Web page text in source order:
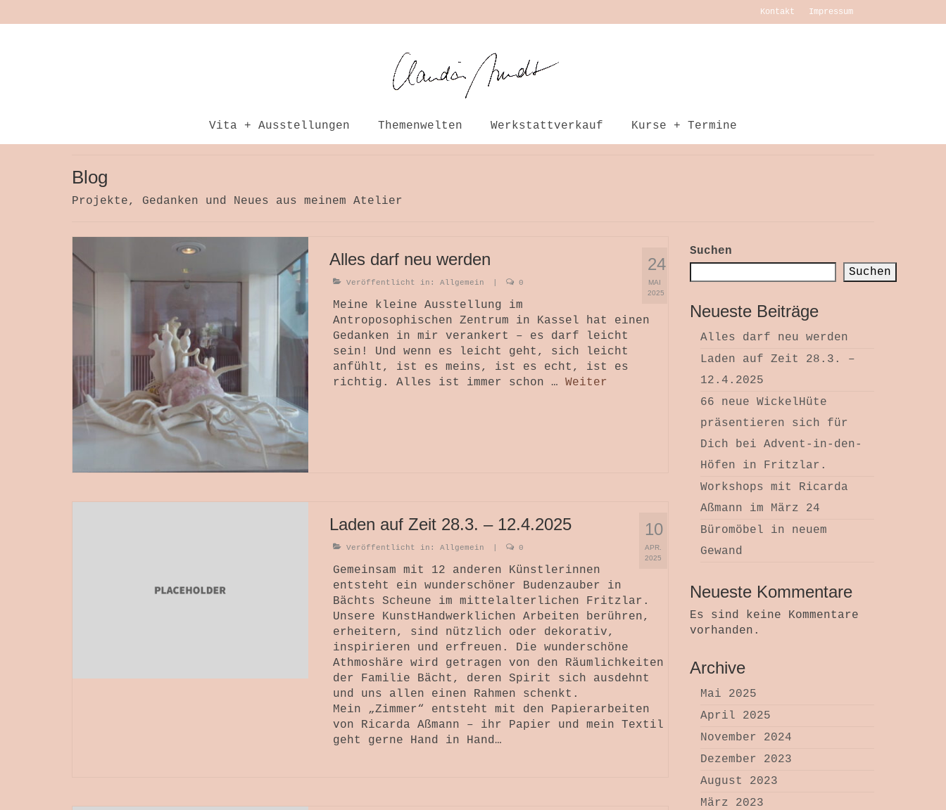
Kontakt Impressum
Vita + Ausstellungen Themenwelten Werkstattverkauf Kurse + Termine
Blog
Projekte, Gedanken und Neues aus meinem Atelier
24
MAI
2025
Alles darf neu werden
Veröffentlicht in: Allgemein 0
Meine kleine Ausstellung im
Antroposophischen Zentrum in Kassel hat einen
Gedanken in mir verankert – es darf leicht
sein! Und wenn es leicht geht, sich leicht
anfühlt, ist es meins, ist es echt, ist es
richtig. Alles ist immer schon … Weiter
10
APR.
2025
Laden auf Zeit 28.3. – 12.4.2025
Veröffentlicht in: Allgemein 0
Gemeinsam mit 12 anderen Künstlerinnen
entsteht ein wunderschöner Budenzauber in
Bächts Scheune im mittelalterlichen Fritzlar.
Unsere KunstHandwerklichen Arbeiten berühren,
erheitern, sind nützlich oder dekorativ,
inspirieren und erfreuen. Die wunderschöne
Athmoshäre wird getragen von den Räumlichkeiten
der Familie Bächt, deren Spirit sich ausdehnt
und uns allen einen Rahmen schenkt.
Mein „Zimmer“ entsteht mit den Papierarbeiten
von Ricarda Aßmann – ihr Papier und mein Textil
geht gerne Hand in Hand…
Suchen
Suchen
Neueste Beiträge
Alles darf neu werden
Laden auf Zeit 28.3. –
12.4.2025
66 neue WickelHüte
präsentieren sich für
Dich bei Advent-in-den-
Höfen in Fritzlar.
Workshops mit Ricarda
Aßmann im März 24
Büromöbel in neuem
Gewand
Neueste Kommentare
Es sind keine Kommentare
vorhanden.
Archive
Mai 2025
April 2025
November 2024
Dezember 2023
August 2023
März 2023